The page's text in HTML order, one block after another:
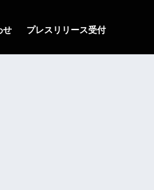
せ プレスリリース受付